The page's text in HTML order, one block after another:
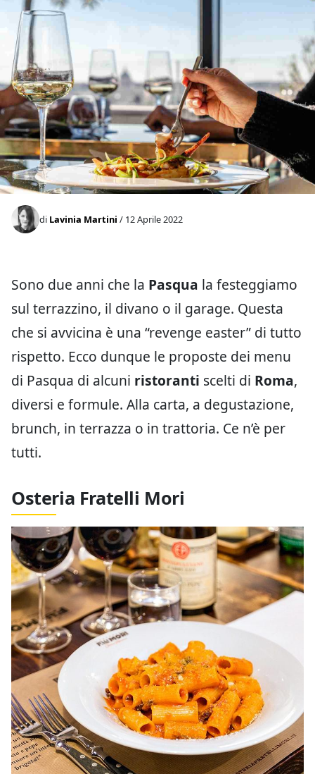
di Lavinia Martini / 12 Aprile 2022
Sono due anni che la Pasqua la festeggiamo
sul terrazzino, il divano o il garage. Questa
che si avvicina è una “revenge easter” di tutto
rispetto. Ecco dunque le proposte dei menu
di Pasqua di alcuni ristoranti scelti di Roma,
diversi e formule. Alla carta, a degustazione,
brunch, in terrazza o in trattoria. Ce n’è per
tutti.
Osteria Fratelli Mori